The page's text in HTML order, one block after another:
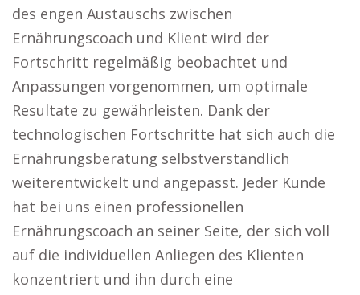
des engen Austauschs zwischen
Ernährungscoach und Klient wird der
Fortschritt regelmäßig beobachtet und
Anpassungen vorgenommen, um optimale
Resultate zu gewährleisten. Dank der
technologischen Fortschritte hat sich auch die
Ernährungsberatung selbstverständlich
weiterentwickelt und angepasst. Jeder Kunde
hat bei uns einen professionellen
Ernährungscoach an seiner Seite, der sich voll
auf die individuellen Anliegen des Klienten
konzentriert und ihn durch eine